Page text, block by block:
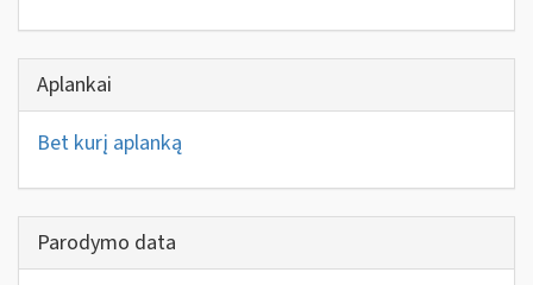
Aplankai
Bet kurį aplanką
Parodymo data